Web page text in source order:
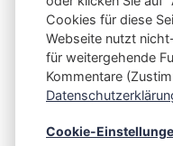
Integrating Open-
Impressum
Cookies für diese
Webseite nutzt
für weitergehende
Kommentare
Cookie-